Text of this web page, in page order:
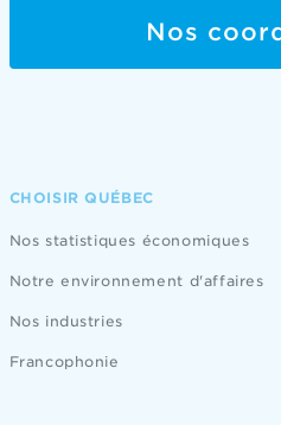
Nos
CHOISIR QUÉBEC
Nos statistiques économiques
Notre environnement d'affaires
Nos industries
Francophonie